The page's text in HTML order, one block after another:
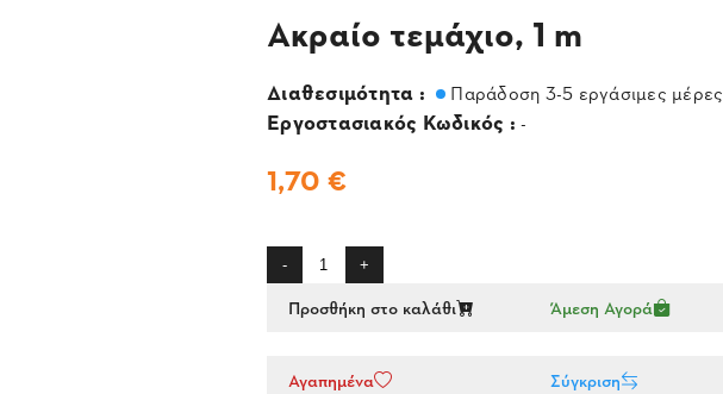
Ακραίο τεμάχιο, 1 m
Διαθεσιμότητα : Παράδοση 3-5 εργάσιμες μέρες
Εργοστασιακός Κωδικός : -
1,70 €
- +
Προσθήκη στο καλάθι Άμεση Αγορά
Αγαπημένα Σύγκριση